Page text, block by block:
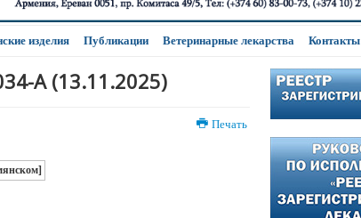
изделия Публикации Ветеринарные лекарства Контакты
A (13.11.2025)
Печать